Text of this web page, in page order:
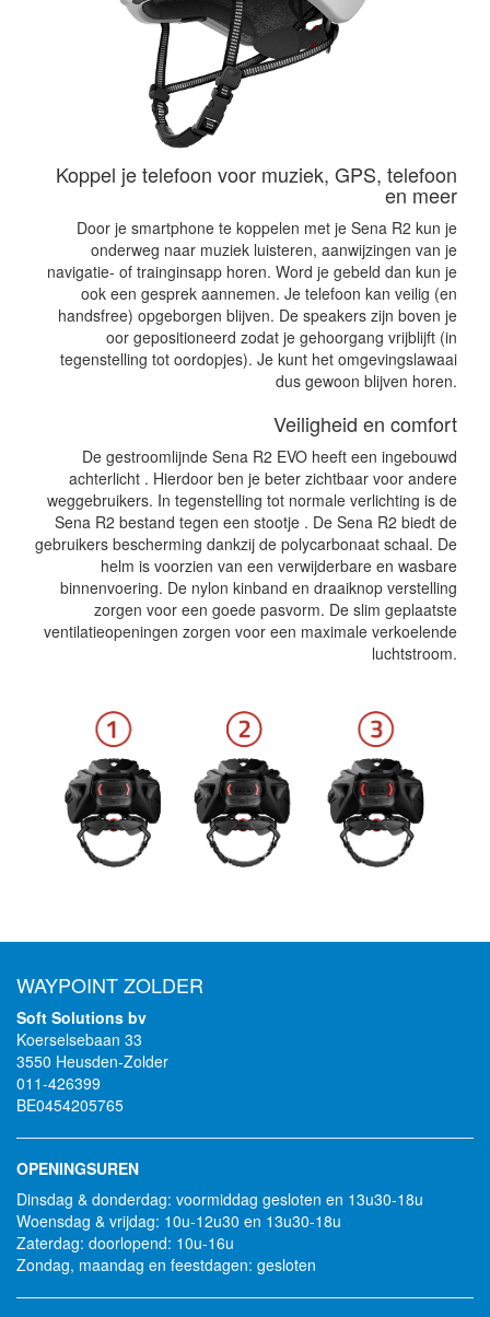
Koppel je telefoon voor muziek, GPS, telefoon
en meer
Door je smartphone te koppelen met je Sena R2 kun je
onderweg naar muziek luisteren, aanwijzingen van je
navigatie- of trainginsapp horen. Word je gebeld dan kun je
ook een gesprek aannemen. Je telefoon kan veilig (en
handsfree) opgeborgen blijven. De speakers zijn boven je
oor gepositioneerd zodat je gehoorgang vrijblijft (in
tegenstelling tot oordopjes). Je kunt het omgevingslawaai
dus gewoon blijven horen.
Veiligheid en comfort
De gestroomlijnde Sena R2 EVO heeft een ingebouwd
achterlicht . Hierdoor ben je beter zichtbaar voor andere
weggebruikers. In tegenstelling tot normale verlichting is de
Sena R2 bestand tegen een stootje . De Sena R2 biedt de
gebruikers bescherming dankzij de polycarbonaat schaal. De
helm is voorzien van een verwijderbare en wasbare
binnenvoering. De nylon kinband en draaiknop verstelling
zorgen voor een goede pasvorm. De slim geplaatste
ventilatieopeningen zorgen voor een maximale verkoelende
luchtstroom.
WAYPOINT ZOLDER
Soft Solutions bv
Koerselsebaan 33
3550 Heusden-Zolder
011-426399
BE0454205765
OPENINGSUREN
Dinsdag & donderdag: voormiddag gesloten en 13u30-18u
Woensdag & vrijdag: 10u-12u30 en 13u30-18u
Zaterdag: doorlopend: 10u-16u
Zondag, maandag en feestdagen: gesloten